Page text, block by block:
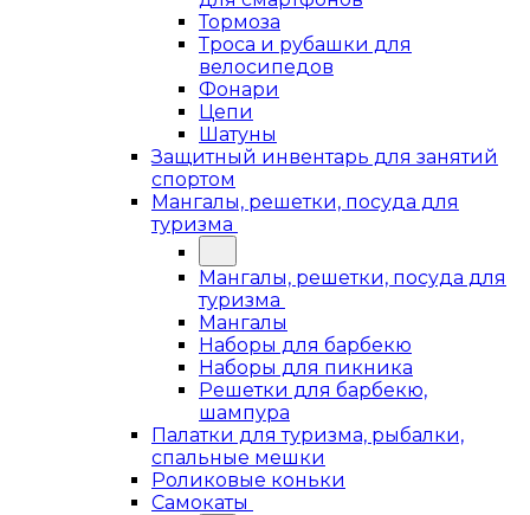
Тормоза
Троса и рубашки для
велосипедов
Фонари
Цепи
Шатуны
Защитный инвентарь для занятий
спортом
Мангалы, решетки, посуда для
туризма
Мангалы, решетки, посуда для
туризма
Мангалы
Наборы для барбекю
Наборы для пикника
Решетки для барбекю,
шампура
Палатки для туризма, рыбалки,
спальные мешки
Роликовые коньки
Самокаты